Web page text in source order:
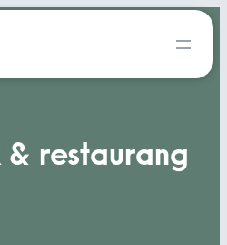
& restaurang